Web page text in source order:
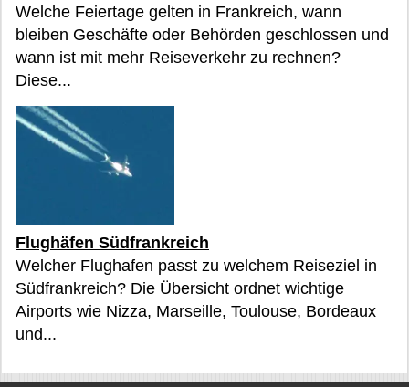
Welche Feiertage gelten in Frankreich, wann
bleiben Geschäfte oder Behörden geschlossen und
wann ist mit mehr Reiseverkehr zu rechnen?
Diese...
Flughäfen Südfrankreich
Welcher Flughafen passt zu welchem Reiseziel in
Südfrankreich? Die Übersicht ordnet wichtige
Airports wie Nizza, Marseille, Toulouse, Bordeaux
und...